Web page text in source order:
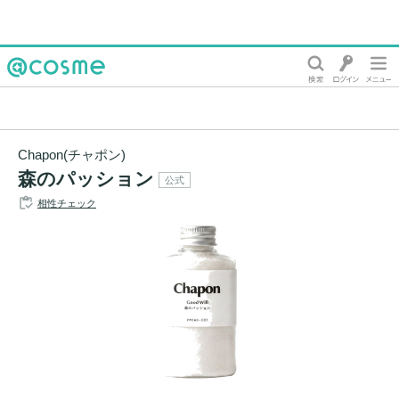
Chapon(チャポン)
森のパッション 公式
相性チェック